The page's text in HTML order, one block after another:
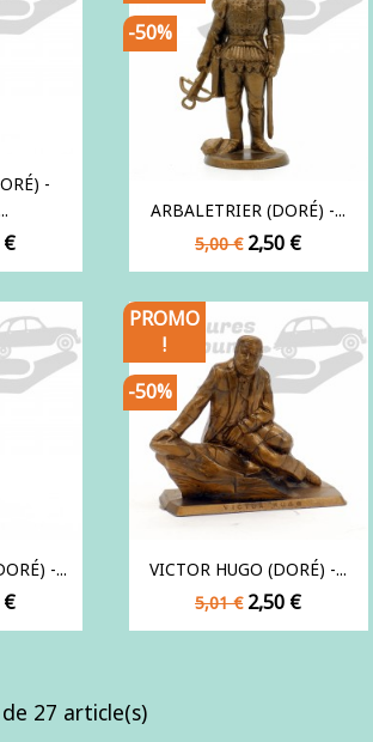
-
€
ARBALETRIER (DORÉ) -...
Prix
de
5,00 € Prix
2,50 €
-50%
-...
€
VICTOR HUGO (DORÉ) -...
Prix
de
5,01 € Prix
2,50 €
PROMO
!
-50%
27 article(s)